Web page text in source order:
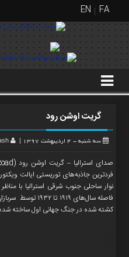
FA
EN
منوی
بالا
FA
EN
گالری
تصاویر
خانه
گالری
عکس
گریت اوشن رود
سه شنبه - 4 اردیبهشت 1397
نوار ساحلی جنوب شرقی استرالیا با
فاصله سال‌های
کشته شده در جنگ جهانی اول ساخته